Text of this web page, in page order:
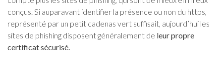
conçus. Si auparavant identifier la présence ou non du https,
représenté par un petit cadenas vert suffisait, aujourd’hui les
sites de phishing disposent généralement de leur propre
certificat sécurisé.